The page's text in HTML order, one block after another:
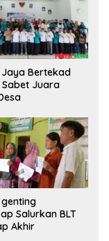
Jaya Bertekad
Sabet Juara
Salurkan BLT
Akhir